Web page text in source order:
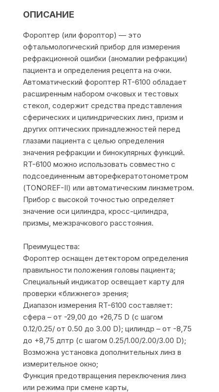
ОПИСАНИЕ
Фороптер (или фороптор) — это
офтальмологический прибор для измерения
рефракционной ошибки (аномалии рефракции)
пациента и определения рецепта на очки.
Автоматический фороптер RT-6100 обладает
расширенным набором очковых и тестовых
стекол, содержит средства представления
сферических и цилиндрических линз, призм и
других оптических принадлежностей перед
глазами пациента с целью определения
значения рефракции и бинокулярных функций.
RT-6100 можно использовать совместно с
подсоединенным авторефкератотонометром
(TONOREF-II) или автоматическим линзметром.
Прибор с высокой точностью определяет
значение оси цилиндра, кросс-цилиндра,
призмы, межзрачкового расстояния.
Преимущества:
Фороптер оснащен детектором определения
правильности положения головы пациента;
Специальный индикатор освещает карту для
проверки «ближнего» зрения;
Диапазон измерения RT-6100 составляет:
сфера – от -29,00 до +26,75 D (с шагом
0.12/0.25/ от 0.50 до 3.00 D); цилиндр – от -8,75
до +8,75 дптр (с шагом 0.25/1.00/2.00/3.00 D);
Возможна установка дополнительных линз в
измерительное окно;
Функция предотвращения переключения линз
или режима при смене карты,